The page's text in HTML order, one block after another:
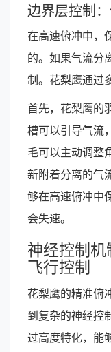
边界层控制
在高速俯冲中，
的。如果气流分
制。花梨鹰通过
首先，花梨鹰的
槽可以引导气流
毛可以主动调整
新附着分离的气
够在高速俯冲中
会失速。
神经控制
飞行控制
花梨鹰的精准俯
到复杂的神经控
过高度特化，能